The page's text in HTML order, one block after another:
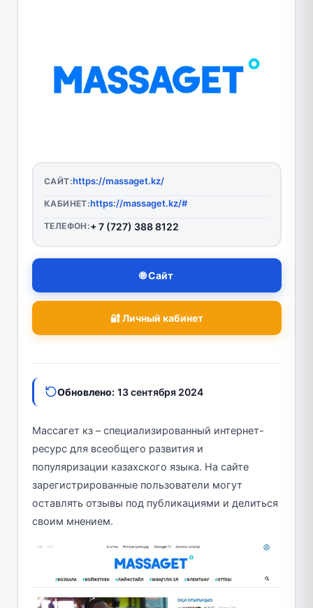
САЙТ:https://massaget.kz/
КАБИНЕТ:https://massaget.kz/#
ТЕЛЕФОН:+ 7 (727) 388 8122
🌐 Сайт
🔐 Личный кабинет
Обновлено: 13 сентября 2024
Массагет кз – специализированный интернет-
ресурс для всеобщего развития и
популяризации казахского языка. На сайте
зарегистрированные пользователи могут
оставлять отзывы под публикациями и делиться
своим мнением.